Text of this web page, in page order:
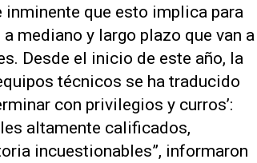
inminente que esto implica para
mediano y largo plazo que van a
Desde el inicio de este año, la
técnicos se ha traducido
con privilegios y curros’:
altamente calificados,
incuestionables”, informaron